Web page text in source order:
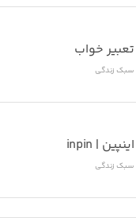
world of
and access
تعبیر خواب
سبک زندگی
اینپین | inpin
سبک زندگی